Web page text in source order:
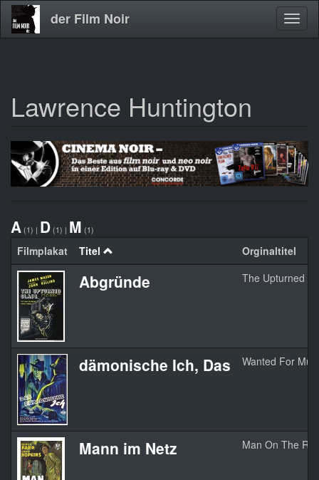
Direkt
zum
der Film Noir
Lawrence Huntington
A (1) | D (1) | M (1)
Filmplakat Titel Orginaltitel
Abgründe The Upturned
dämonische Ich, Das Wanted For
Mann im Netz Man On The